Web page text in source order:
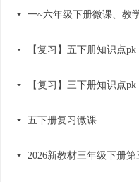
끙
끙 【复习】五下册知识点pk
끙 【复习】三下册知识点pk
끙 五下册复习微课
끙 2026新教材三年级下册